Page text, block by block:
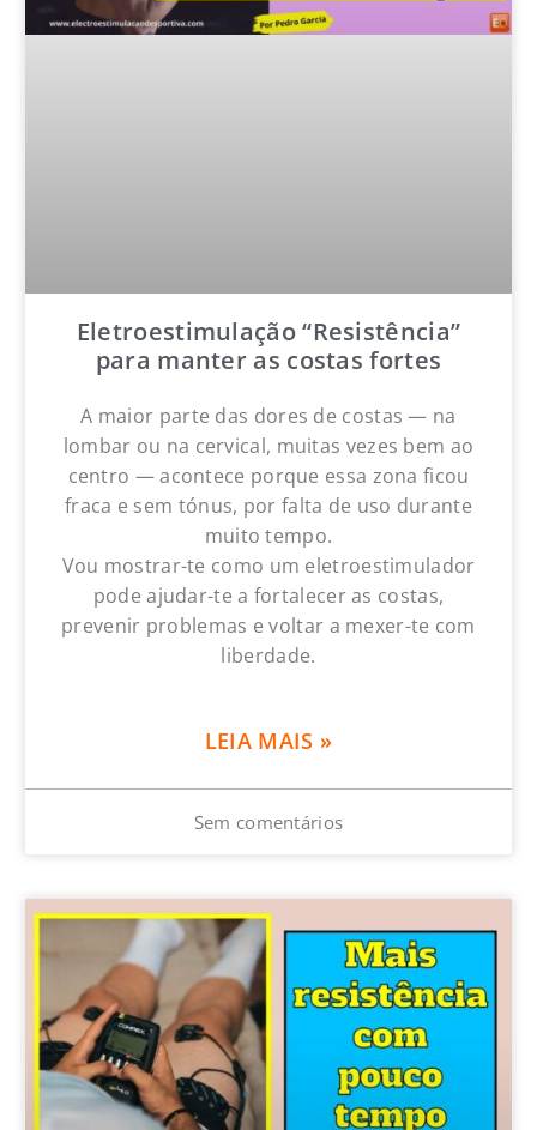
Eletroestimulação “Resistência”
para manter as costas fortes
A maior parte das dores de costas — na
lombar ou na cervical, muitas vezes bem ao
centro — acontece porque essa zona ficou
fraca e sem tónus, por falta de uso durante
muito tempo.
Vou mostrar-te como um eletroestimulador
pode ajudar-te a fortalecer as costas,
prevenir problemas e voltar a mexer-te com
liberdade.
LEIA MAIS »
Sem comentários